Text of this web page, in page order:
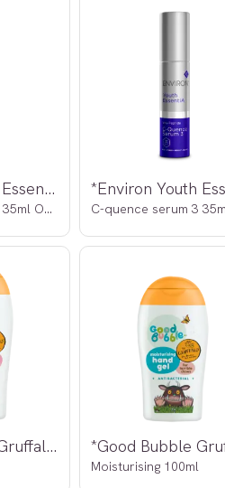
*Environ Youth EssentiA
C-quence serum 2 35ml OUTLET
*Good Bubble Gruffalo Bubble Bath
Moisturising 100ml